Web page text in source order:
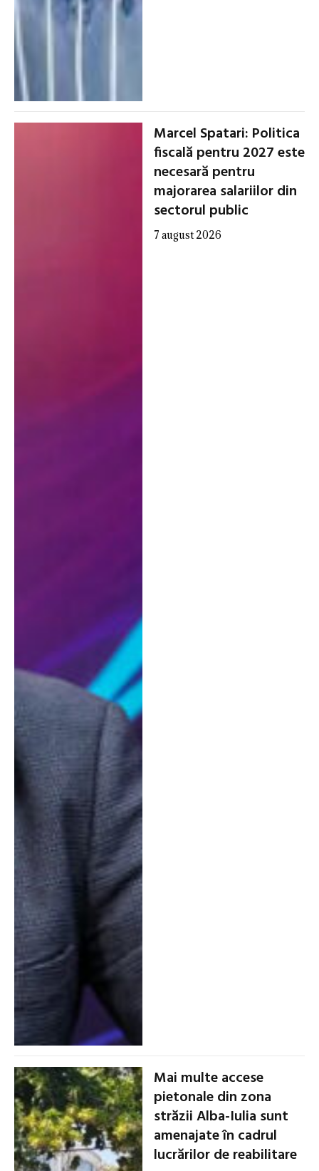
Marcel Spatari: Politica
fiscală pentru 2027 este
necesară pentru
majorarea salariilor din
sectorul public
7 august 2026
Mai multe accese
pietonale din zona
străzii Alba-Iulia sunt
amenajate în cadrul
lucrărilor de reabilitare